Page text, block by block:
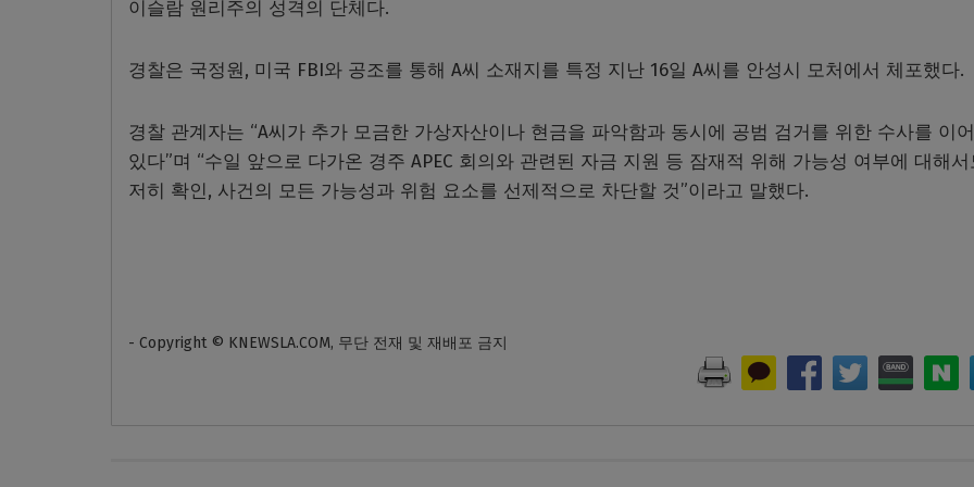
이슬람 원리주의 성격의 단체다.
경찰은 국정원, 미국 FBI와 공조를 통해 A씨 소재지를 특정 지난 16일 A씨를 안성시 모처에서 체포했다.
경찰 관계자는 “A씨가 추가 모금한 가상자산이나 현금을 파악함과 동시에 공범 검거를 위한 수사를 이
있다”며 “수일 앞으로 다가온 경주 APEC 회의와 관련된 자금 지원 등 잠재적 위해 가능성 여부에 대해서
저히 확인, 사건의 모든 가능성과 위험 요소를 선제적으로 차단할 것”이라고 말했다.
- Copyright © KNEWSLA.COM, 무단 전재 및 재배포 금지